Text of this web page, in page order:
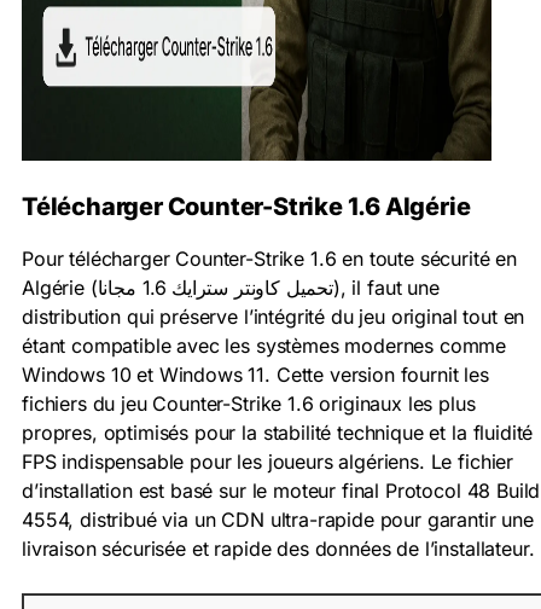
Télécharger Counter-Strike 1.6 Algérie
Pour télécharger Counter-Strike 1.6 en toute sécurité en
Algérie (تحميل كاونتر سترايك 1.6 مجانا), il faut une
distribution qui préserve l’intégrité du jeu original tout en
étant compatible avec les systèmes modernes comme
Windows 10 et Windows 11. Cette version fournit les
fichiers du jeu Counter-Strike 1.6 originaux les plus
propres, optimisés pour la stabilité technique et la fluidité
FPS indispensable pour les joueurs algériens. Le fichier
d’installation est basé sur le moteur final Protocol 48 Build
4554, distribué via un CDN ultra-rapide pour garantir une
livraison sécurisée et rapide des données de l’installateur.